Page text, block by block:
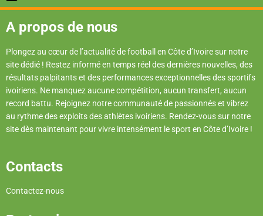
A propos de nous
Plongez au cœur de l’actualité de football en Côte d’Ivoire sur notre
site dédié ! Restez informé en temps réel des dernières nouvelles, des
résultats palpitants et des performances exceptionnelles des sportifs
ivoiriens. Ne manquez aucune compétition, aucun transfert, aucun
record battu. Rejoignez notre communauté de passionnés et vibrez
au rythme des exploits des athlètes ivoiriens. Rendez-vous sur notre
site dès maintenant pour vivre intensément le sport en Côte d’Ivoire !
Contacts
Contactez-nous